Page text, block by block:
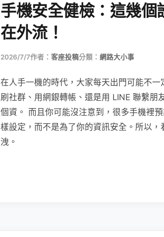
手機安全健檢：這幾
在外流！
2026/7/7作者： 客座投稿分類： 網路大小事
在人手一機的時代，大家每天出門可能不
刷社群、用網銀轉帳、還是用 LINE 聯繫
個資。 而且你可能沒注意到，很多手機裡
樣設定，而不是為了你的資訊安全。所以
洩。